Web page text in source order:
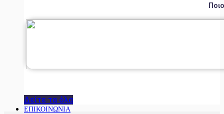
Δείτε τα όλα
ΕΠΙΚΟΙΝΩΝΙΑ